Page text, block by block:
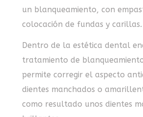
un blanqueamiento, con
colocación de fundas y carillas.
Dentro de la estética dental
tratamiento de
permite corregir el aspecto
dientes manchados o
como resultado unos dientes